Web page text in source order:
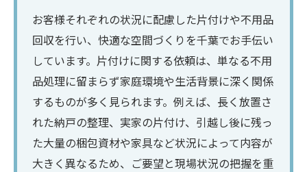
お客様それぞれの状況に配慮した片付けや不用品
回収を行い、快適な空間づくりを千葉でお手伝い
しています。片付けに関する依頼は、単なる不用
品処理に留まらず家庭環境や生活背景に深く関係
するものが多く見られます。例えば、長く放置さ
れた納戸の整理、実家の片付け、引越し後に残っ
た大量の梱包資材や家具など状況によって内容が
大きく異なるため、ご要望と現場状況の把握を重